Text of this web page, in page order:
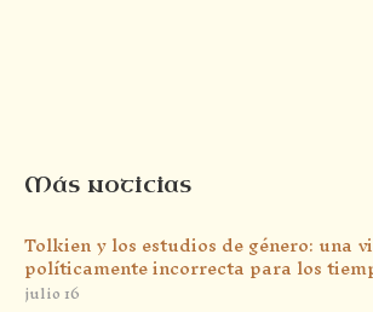
Más noticias
Tolkien y los estudios de género: una
políticamente incorrecta para los
julio 16